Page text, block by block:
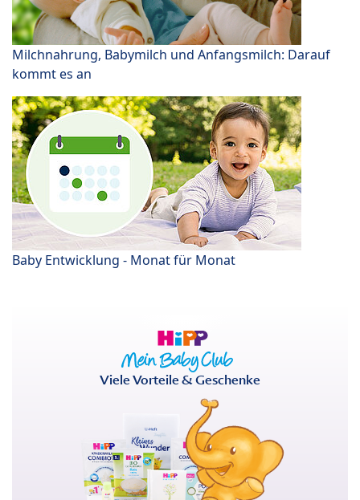
Milchnahrung, Babymilch und Anfangsmilch: Darauf
kommt es an
Baby Entwicklung - Monat für Monat
Viele Vorteile & Geschenke